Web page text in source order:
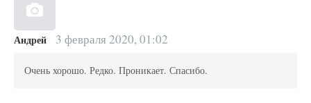
Андрей 3 февраля 2020, 01:02
Очень хорошо. Редко. Проникает. Спасибо.